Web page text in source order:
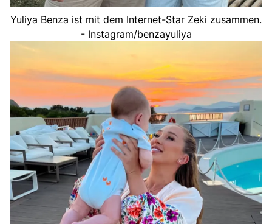
Yuliya Benza ist mit dem Internet-Star Zeki zusammen.
- Instagram/benzayuliya